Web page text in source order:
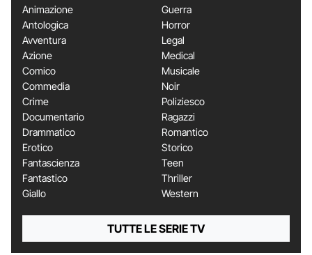
Animazione
Antologica
Avventura
Azione
Comico
Commedia
Crime
Documentario
Drammatico
Erotico
Fantascienza
Fantastico
Giallo
Guerra
Horror
Legal
Medical
Musicale
Noir
Poliziesco
Ragazzi
Romantico
Storico
Teen
Thriller
Western
TUTTE LE SERIE TV